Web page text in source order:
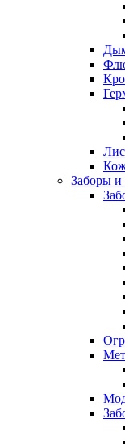
Заборы и